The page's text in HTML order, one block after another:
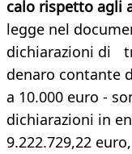
calo rispetto agli
legge nel
dichiarazioni di
denaro contante
a 10.000 euro -
dichiarazioni in
9.222.729,22